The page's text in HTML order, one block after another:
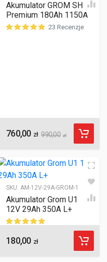
Akumulator GROM SHD
Premium 180Ah 1150A
23 Recenzje
760,00 zł 990,00 zł
SKU: AM-12V-29A-GROM-1
Akumulator Grom U1
12V 29Ah 350A L+
ocen klientów
180,00 zł